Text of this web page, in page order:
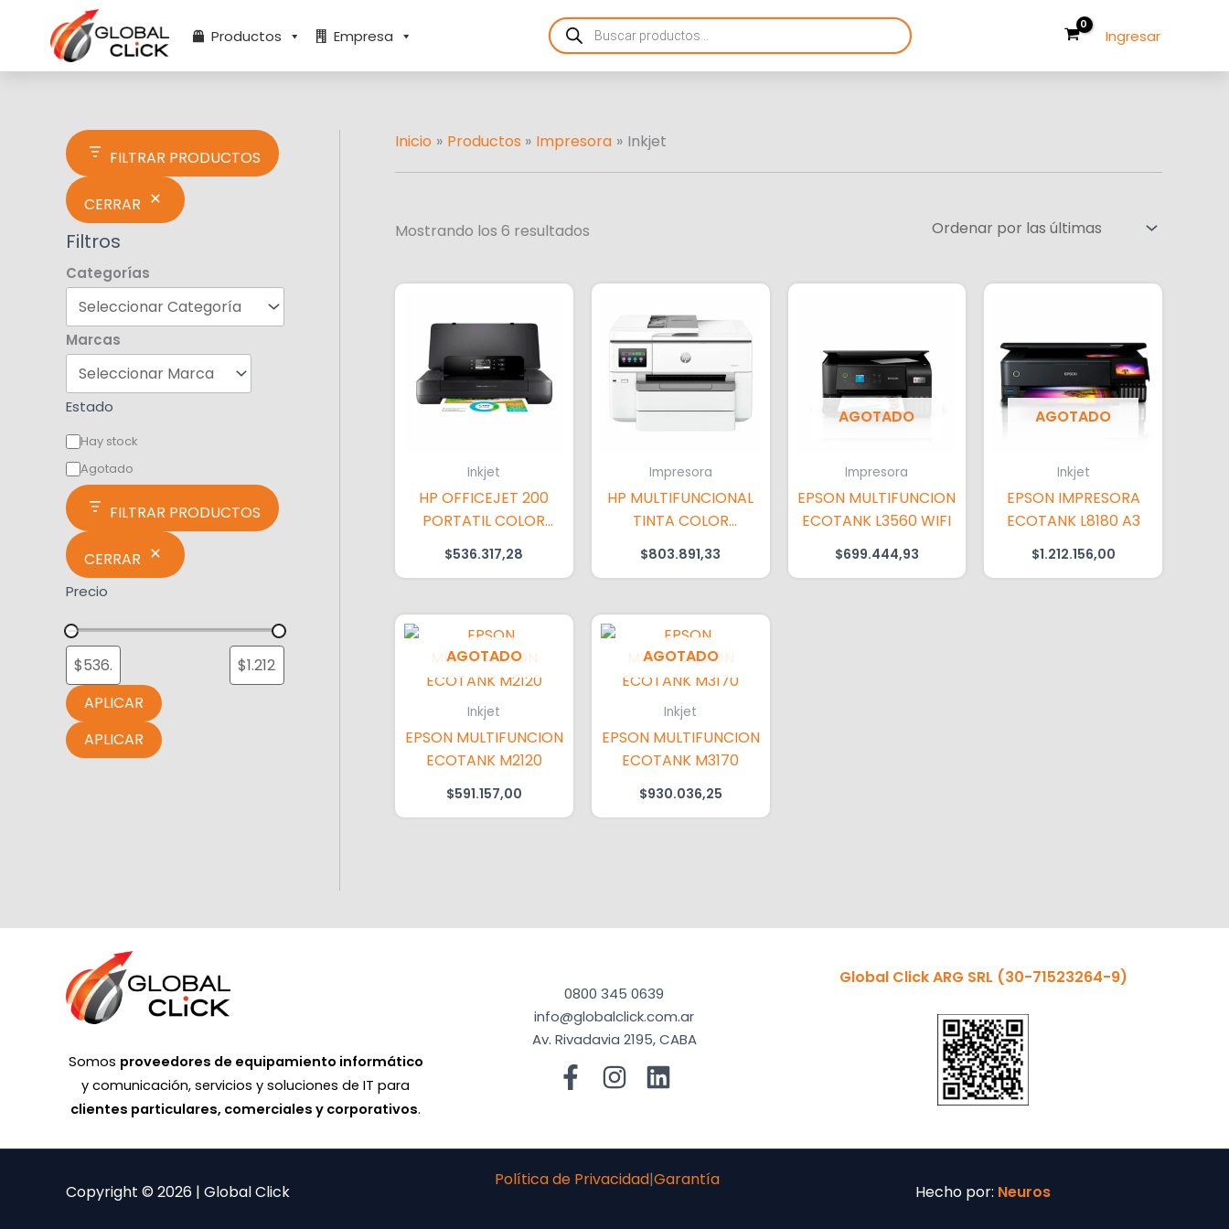
contenido
Productos Empresa
Products
search Ingresar
FILTRAR PRODUCTOS
CERRAR
Filtros
Categorías
Marcas
Estado
s
t
Hay stock
Agotado
FILTRAR PRODUCTOS
CERRAR
Precio
APLICAR
APLICAR
Inicio Productos Impresora Inkjet
Mostrando los 6 resultados
por
más
recientes
Inkjet
HP OFFICEJET 200
PORTATIL COLOR
(SOLO IMPRESION)
$536.317,28
Impresora
HP MULTIFUNCIONAL
TINTA COLOR
OFFICEJET 9730
$803.891,33
AGOTADO
Impresora
EPSON MULTIFUNCION
ECOTANK L3560 WIFI
$699.444,93
AGOTADO
Inkjet
EPSON IMPRESORA
ECOTANK L8180 A3
$1.212.156,00
AGOTADO
Inkjet
EPSON MULTIFUNCION
ECOTANK M2120
$591.157,00
AGOTADO
Inkjet
EPSON MULTIFUNCION
ECOTANK M3170
$930.036,25
Somos proveedores de equipamiento informático
y comunicación, servicios y soluciones de IT para
clientes particulares, comerciales y corporativos.
0800 345 0639
info@globalclick.com.ar
Av. Rivadavia 2195, CABA
Global Click ARG SRL (30-71523264-9)
Copyright © 2026 | Global Click
Política de Privacidad|Garantía
Hecho por: Neuros